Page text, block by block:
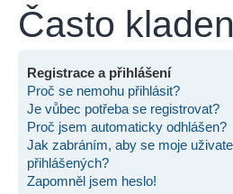
Často
Registrace a přihlášení
Proč se nemohu přihlásit?
Je vůbec potřeba se registrovat?
Proč jsem automaticky odhlášen?
Jak zabráním, aby se moje
přihlášených?
Zapomněl jsem heslo!